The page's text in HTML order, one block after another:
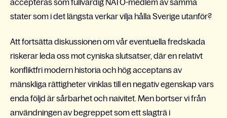
accepteras som fullvärdig NATO-medlem av samma
stater som i det längsta verkar vilja hålla Sverige utanför?
Att fortsätta diskussionen om vår eventuella fredskada
riskerar leda oss mot cyniska slutsatser, där en relativt
konfliktfri modern historia och hög acceptans av
mänskliga rättigheter vinklas till en negativ egenskap vars
enda följd är sårbarhet och naivitet. Men bortser vi från
användningen av begreppet som ett slagträ i